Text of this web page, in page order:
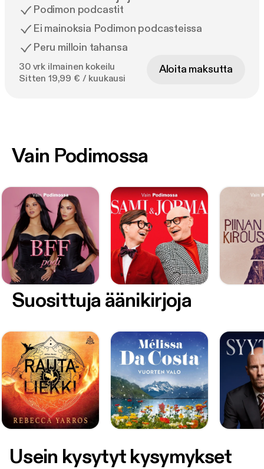
Podimon podcastit
Ei mainoksia Podimon podcasteissa
Peru milloin tahansa
30 vrk ilmainen kokeilu
Sitten 19,99 € / kuukausi
Aloita maksutta
Vain Podimossa
Suosittuja äänikirjoja
Usein kysytyt kysymykset